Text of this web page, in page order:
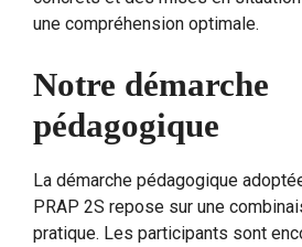
une compréhension optimale.
Notre démarche
pédagogique
La démarche pédagogique
PRAP 2S repose sur une
pratique. Les participants sont